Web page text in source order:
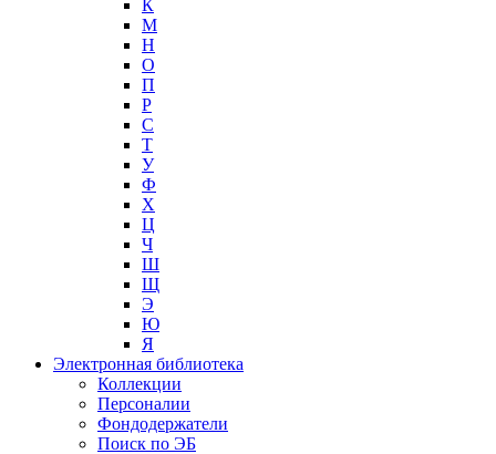
К
М
Н
О
П
Р
С
Т
У
Ф
Х
Ц
Ч
Ш
Щ
Э
Ю
Я
Электронная библиотека
Коллекции
Персоналии
Фондодержатели
Поиск по ЭБ